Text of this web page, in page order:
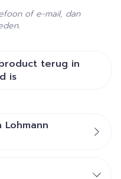
terug in
is
of e-mail, dan